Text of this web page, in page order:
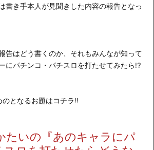
書き手本人が見聞きした内容の報告となっ
告はどう書くのか、それもみんなが知って
にパチンコ・パチスロを打たせてみたら!?
となるお題はコチラ!!
たいの『あのキャラにパ